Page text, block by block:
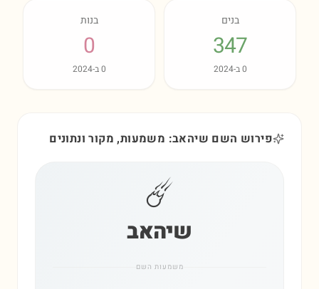
בנים
347
0ב-2024
בנות
0
0ב-2024
פירוש השם שיהאב: משמעות, מקור ונתונים
☄️
שיהאב
משמעות השם